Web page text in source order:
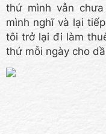
thứ mình vẫn
mình nghĩ và lại
tôi trở lại đi làm
thứ mỗi ngày cho